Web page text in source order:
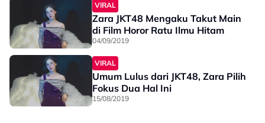
VIRAL
Zara JKT48 Mengaku Takut Main
di Film Horor Ratu Ilmu Hitam
04/09/2019
VIRAL
Umum Lulus dari JKT48, Zara Pilih
Fokus Dua Hal Ini
15/08/2019